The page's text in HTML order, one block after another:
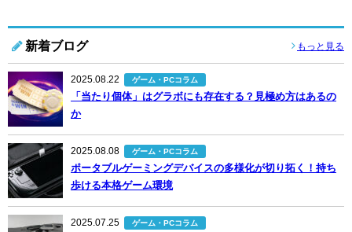
新着ブログ もっと見る
2025.08.22 ゲーム・PCコラム
「当たり個体」はグラボにも存在する？見極め方はあるの
か
2025.08.08 ゲーム・PCコラム
ポータブルゲーミングデバイスの多様化が切り拓く！持ち
歩ける本格ゲーム環境
2025.07.25 ゲーム・PCコラム